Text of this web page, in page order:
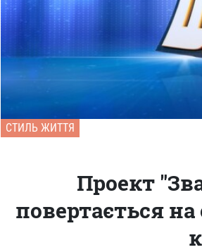
СТИЛЬ ЖИТТЯ
Проект
повертається